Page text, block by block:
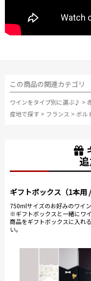
この商品の関連カテゴリ
ワインをタイプ別に選ぶ♪ >
産地で探す > フランス > ボル
ギフトボックス（1本用 /
750mlサイズのお好みのワイ
※ギフトボックスと一緒にワ
商品をギフトボックスに入れ
い。